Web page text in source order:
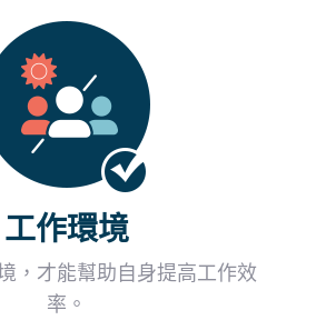
工作環境
，才能幫助自身提高工作效
率。